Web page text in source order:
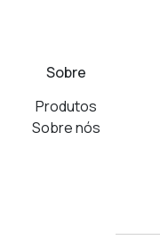
Sobre
Produtos
Sobre nós